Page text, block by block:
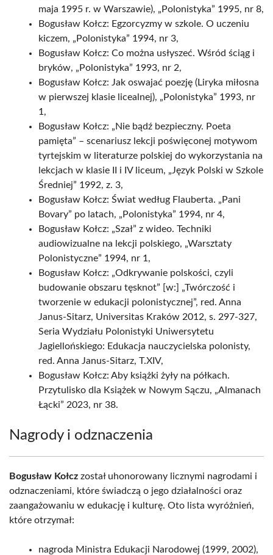
maja 1995 r. w Warszawie), „Polonistyka” 1995, nr 8,
Bogusław Kołcz: Egzorcyzmy w szkole. O uczeniu
kiczem, „Polonistyka” 1994, nr 3,
Bogusław Kołcz: Co można usłyszeć. Wśród ściąg i
bryków, „Polonistyka” 1993, nr 2,
Bogusław Kołcz: Jak oswajać poezję (Liryka miłosna
w pierwszej klasie licealnej), „Polonistyka” 1993, nr
1,
Bogusław Kołcz: „Nie bądź bezpieczny. Poeta
pamięta” – scenariusz lekcji poświęconej motywom
tyrtejskim w literaturze polskiej do wykorzystania na
lekcjach w klasie II i IV liceum, „Język Polski w Szkole
Średniej” 1992, z. 3,
Bogusław Kołcz: Świat według Flauberta. „Pani
Bovary” po latach, „Polonistyka” 1994, nr 4,
Bogusław Kołcz: „Szał” z wideo. Techniki
audiowizualne na lekcji polskiego, „Warsztaty
Polonistyczne” 1994, nr 1,
Bogusław Kołcz: „Odkrywanie polskości, czyli
budowanie obszaru tęsknot” [w:] „Twórczość i
tworzenie w edukacji polonistycznej”, red. Anna
Janus-Sitarz, Universitas Kraków 2012, s. 297-327,
Seria Wydziału Polonistyki Uniwersytetu
Jagiellońskiego: Edukacja nauczycielska polonisty,
red. Anna Janus-Sitarz, T.XIV,
Bogusław Kołcz: Aby książki żyły na półkach.
Przytulisko dla Książek w Nowym Sączu, „Almanach
Łącki” 2023, nr 38.
Nagrody i odznaczenia
Bogusław Kołcz został uhonorowany licznymi nagrodami i
odznaczeniami, które świadczą o jego działalności oraz
zaangażowaniu w edukację i kulturę. Oto lista wyróżnień,
które otrzymał:
nagroda Ministra Edukacji Narodowej (1999, 2002),